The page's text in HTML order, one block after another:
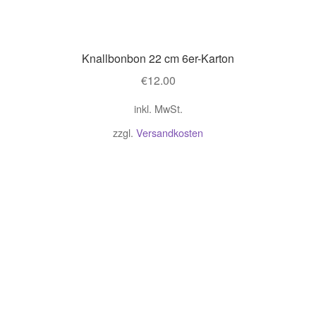
Knallbonbon 22 cm 6er-Karton
€12.00
inkl. MwSt.
zzgl. Versandkosten